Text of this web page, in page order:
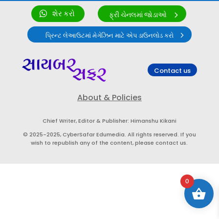
શેર કરો ફ્રી ચેનલમાં જોડાઓ
પ્રિન્ટ લેઆઉટમાં મેગેઝિન માટે એપ ડાઉનલોડ કરો
Contact us
About & Policies
Chief Writer, Editor & Publisher: Himanshu Kikani
© 2025-2025, CyberSafar Edumedia. All rights reserved. If you
wish to republish any of the content, please contact us.
0